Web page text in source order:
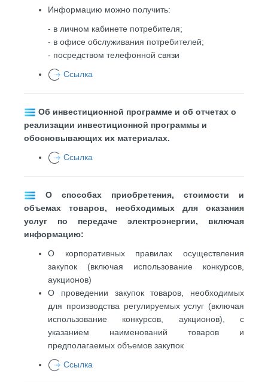
Информацию можно получить:
- в личном кабинете потребителя;
- в офисе обслуживания потребителей;
- посредством телефонной связи
Ссылка
Об инвестиционной программе и об отчетах о
реализации инвестиционной программы и
обосновывающих их материалах.
Ссылка
О способах приобретения, стоимости и
объемах товаров, необходимых для оказания
услуг по передаче электроэнергии, включая
информацию:
О корпоративных правилах осуществления
закупок (включая использование конкурсов,
аукционов)
О проведении закупок товаров, необходимых
для производства регулируемых услуг (включая
использование конкурсов, аукционов), с
указанием наименований товаров и
предполагаемых объемов закупок
Ссылка